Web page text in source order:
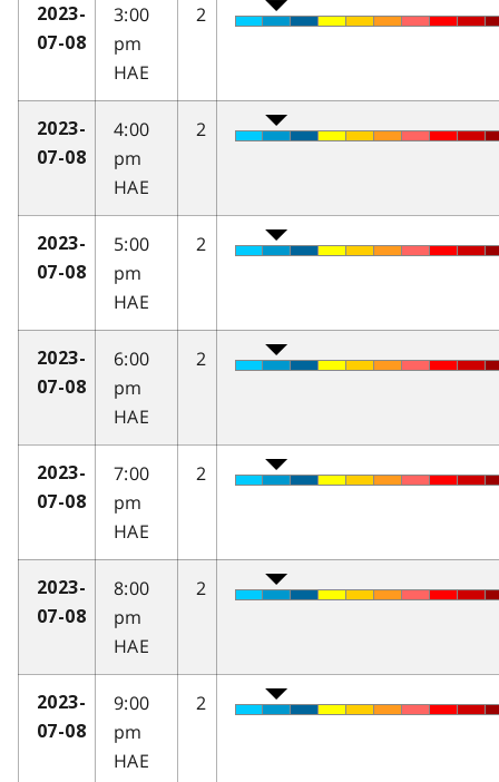
2023-
07-08
3:00
pm
HAE
2
2023-
07-08
4:00
pm
HAE
2
2023-
07-08
5:00
pm
HAE
2
2023-
07-08
6:00
pm
HAE
2
2023-
07-08
7:00
pm
HAE
2
2023-
07-08
8:00
pm
HAE
2
2023-
07-08
9:00
pm
HAE
2